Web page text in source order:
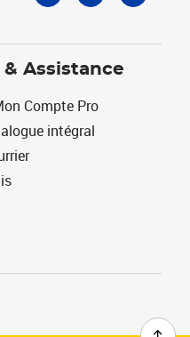
Assistance
Compte Pro
intégral